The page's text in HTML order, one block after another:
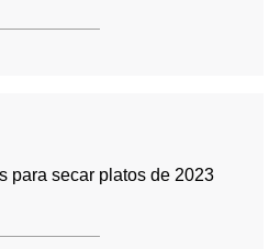
para secar platos de 2023